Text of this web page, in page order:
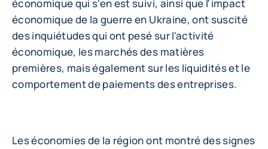
économique qui s'en est suivi, ainsi que l'impact
économique de la guerre en Ukraine, ont suscité
des inquiétudes qui ont pesé sur l'activité
économique, les marchés des matières
premières, mais également sur les liquidités et le
comportement de paiements des entreprises.
Les économies de la région ont montré des signes